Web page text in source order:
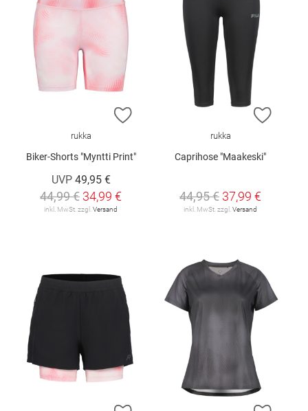
ZUR WUNSCHLISTE HINZUFÜGEN
rukka
Biker-Shorts "Myntti Print"
UVP 49,95 €
44,99 € 34,99 €
inkl. MwSt. zzgl.Versand
ZUR
rukka
Caprihose "Maakeski"
44,95 € 37,99 €
inkl. MwSt. zzgl.Versand